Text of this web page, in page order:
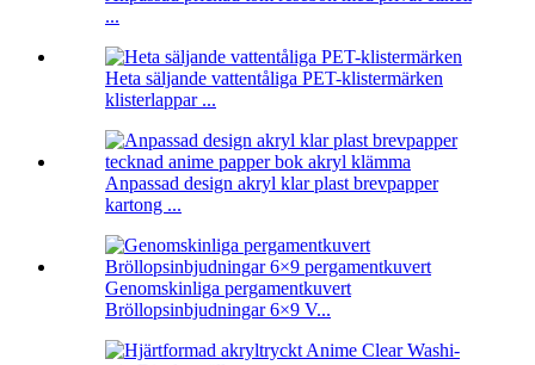
...
Heta säljande vattentåliga PET-klistermärken
klisterlappar ...
Anpassad design akryl klar plast brevpapper
kartong ...
Genomskinliga pergamentkuvert
Bröllopsinbjudningar 6×9 V...